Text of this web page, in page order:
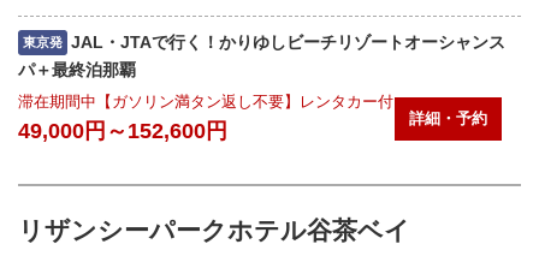
東京発 JAL・JTAで行く！かりゆしビーチリゾートオーシャンス
パ＋最終泊那覇
滞在期間中【ガソリン満タン返し不要】レンタカー付
49,000円～152,600円
詳細・予約
リザンシーパークホテル谷茶ベイ